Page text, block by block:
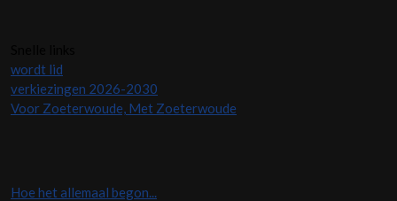
wordt lid
verkiezingen 2026-2030
Voor Zoeterwoude, Met Zoeterwoude
Hoe het allemaal begon...